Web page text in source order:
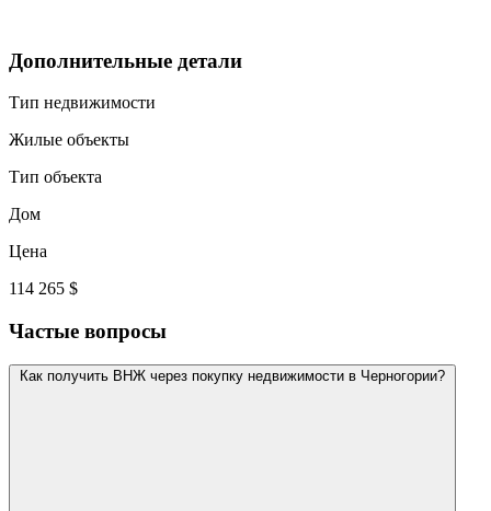
Дополнительные детали
Тип недвижимости
Жилые объекты
Тип объекта
Дом
Цена
114 265 $
Частые вопросы
Как получить ВНЖ через покупку недвижимости в Черногории?